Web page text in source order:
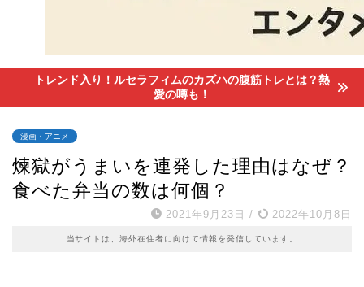
トレンド入り！ルセラフィムのカズハの腹筋トレとは？熱
愛の噂も！
漫画・アニメ
煉獄がうまいを連発した理由はなぜ？
食べた弁当の数は何個？
2021年9月23日 / 2022年10月8日
当サイトは、海外在住者に向けて情報を発信しています。